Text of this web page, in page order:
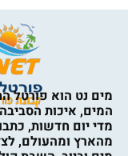
מים נט הוא פורטל
המים, איכות
מדי יום חדשות,
מהארץ ומהעולם,